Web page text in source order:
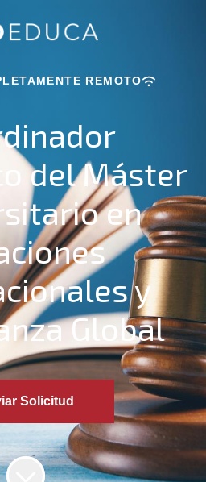
REMOTO
del Máster
en
y
Global
Solicitud